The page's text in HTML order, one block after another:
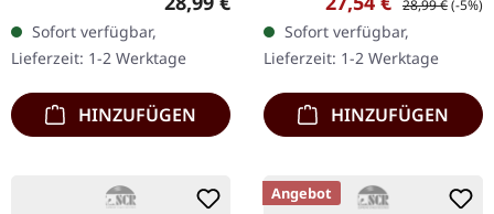
Doppel-Vinyl im Gatefold-
Cover mit DIN A1 Poster.
Das Debütalbum von…
Sofort verfügbar,
Lieferzeit: 1-2 Werktage
HINZUFÜGEN
Transparent oranges
Vinyl. Motörheads
"Sacrifice" gilt als eines
der am meisten…
28,99 €(-5%)
Sofort verfügbar,
Lieferzeit: 1-2 Werktage
HINZUFÜGEN
Angebot